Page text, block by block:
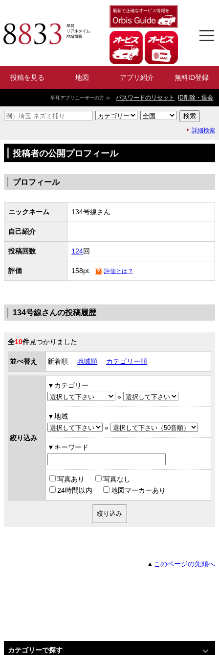
投稿を見る 地図 アプリ紹介 無料ID登録
早耳アプリユーザーの方 ≫ パスワードのリセット ID削除・退会
詳細検索
投稿者の公開プロフィール
プロフィール
ニックネーム 134号線さん
自己紹介
投稿回数 124回
評価 158pt. 評価とは？
134号線さんの投稿履歴
全10件見つかりました
並べ替え 新着順 地域順 カテゴリー順
絞り込み
カテゴリー
»
地域
»
キーワード
写真あり
写真なし
24時間以内
地図マーカーあり
▲ このページの先頭へ
カテゴリーで探す